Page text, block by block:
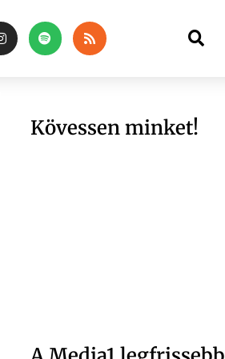
Kövessen minket!